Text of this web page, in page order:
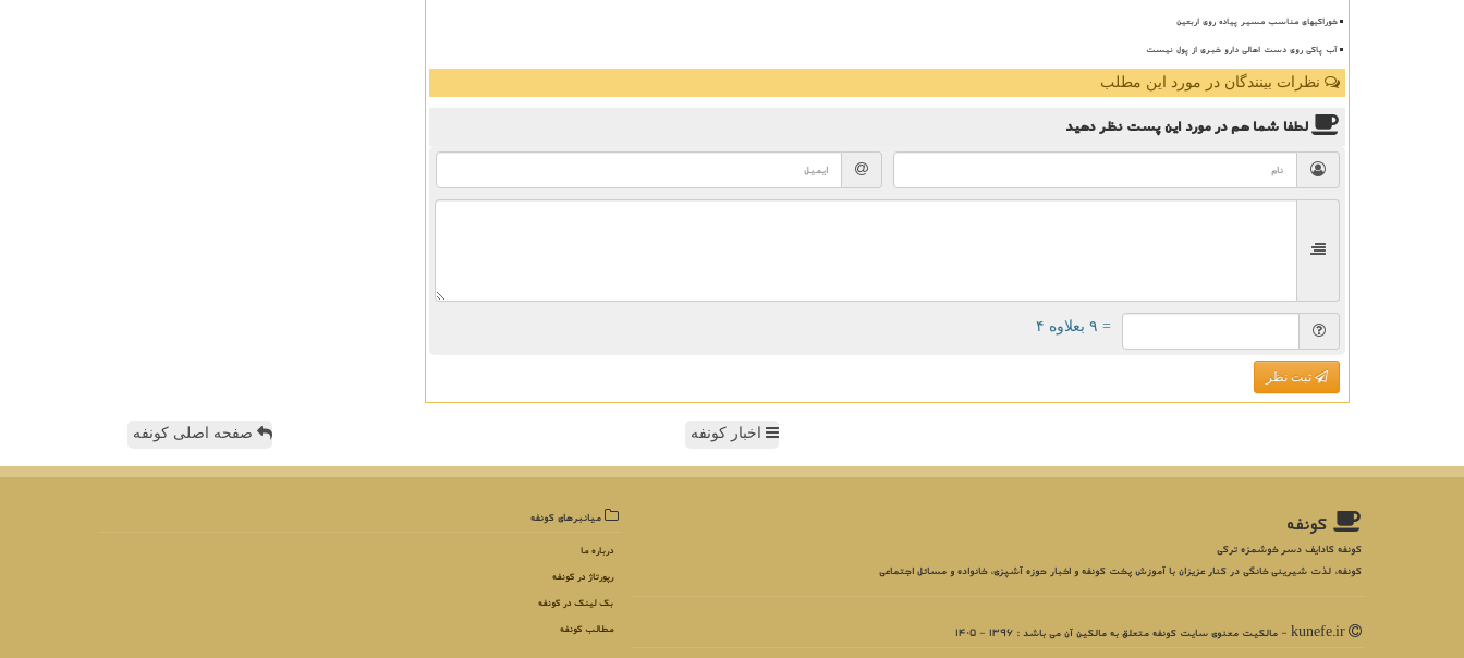
خوراکیهای مناسب مسیر پیاده روی اربعین
آب پاکی روی دست اهالی دارو خبری از پول نیست
نظرات بینندگان در مورد این مطلب
لطفا شما همدر مورد این پستنظر دهید
= ۹ بعلاوه ۴
ثبت نظر
اخبار کونفه صفحه اصلی کونفه
كونفه
کونفه کادایف دسر خوشمزه ترکی
کونفه، لذت شیرینی خانگی در کنار عزیزان با آموزش پخت کونفه و اخبار حوزه آشپزی، خانواده و مسائل اجتماعی
میانبرهای كونفه
درباره ما
رپورتاژ در كونفه
بک لینک در كونفه
مطالب كونفه